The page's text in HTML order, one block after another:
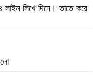
লিখে দিনে। তাতে করে